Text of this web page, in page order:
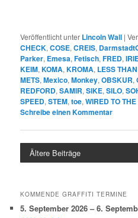
Veröffentlicht unter Lincoln Wall |
CHECK,COSE,CREIS,
Parker, Emesa,Fetisch,FRED,
KEIM,KOMA,KROMA, LESS
METS,Mexico,Monkey,OBSKUR,
REDFORD,SAMIR,SIKE,SILO,
SPEED,STEM,toe,WIRED TO THE
Schreibe einen Kommentar
Ältere Beiträge
KOMMENDE GRAFFITI TERMINE
5. September 2026 – 6.